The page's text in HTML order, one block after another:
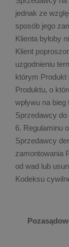
jednak ze
sposób jego
Klienta byłoby
Klient
uzgodnieniu
którym Produkt
Produktu, o
wpływu na
Sprzedawcy
6. Regulaminu
Sprzedawcy
zamontowania
od wad lub
Kodeksu